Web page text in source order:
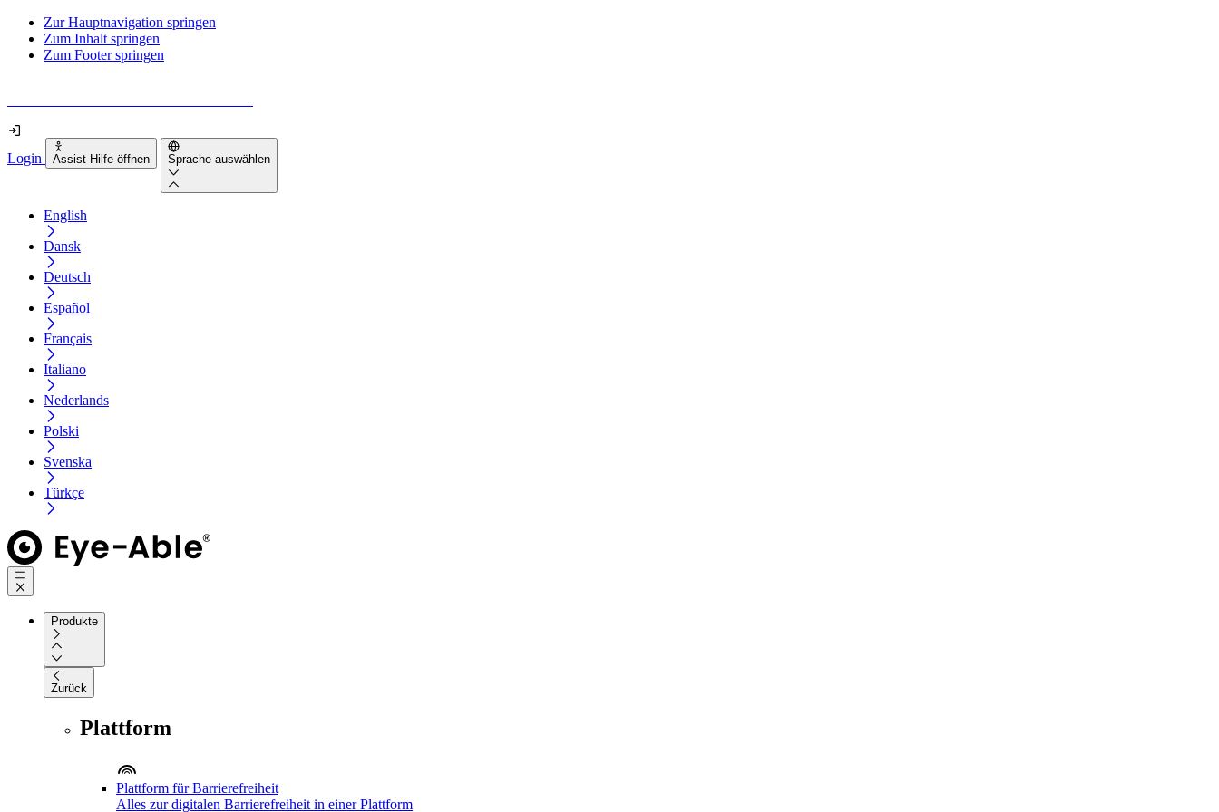
Zur Hauptnavigation springen
Zum Inhalt springen
Zum Footer springen
Login Assist Hilfe öffnen Sprache auswählen
English
Dansk
Deutsch
Español
Français
Italiano
Nederlands
Polski
Svenska
Türkçe
Produkte
Zurück
Plattform
Plattform für Barrierefreiheit
Alles zur digitalen Barrierefreiheit in einer Plattform